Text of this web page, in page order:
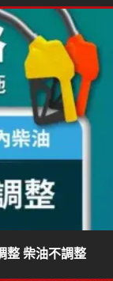
整 柴油不調整